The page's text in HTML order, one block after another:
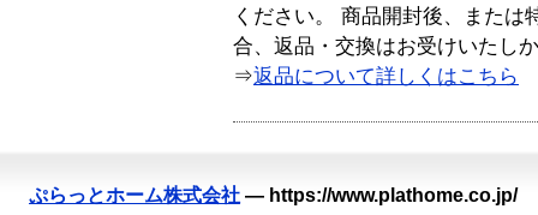
ください。 商品開封後、または
合、返品・交換はお受けいたし
⇒返品について詳しくはこちら
ぷらっとホーム株式会社 — https://www.plathome.co.jp/